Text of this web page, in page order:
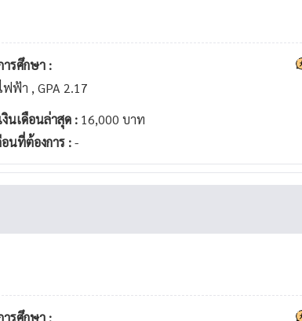
ารศึกษา :
ฟฟ้า , GPA 2.17
งินเดือนล่าสุด : 16,000 บาท
อนที่ต้องการ :-
ารศึกษา :